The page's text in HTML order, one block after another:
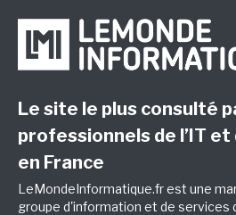
Le site le plus consulté
professionnels de l’IT et
en France
LeMondeInformatique.fr est une
groupe d'information et de services